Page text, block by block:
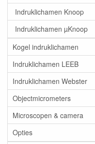
Indruklichamen Knoop
Indruklichamen µKnoop
Kogel indruklichamen
Indruklichamen LEEB
Indruklichamen Webster
Objectmicrometers
Microscopen & camera
Opties